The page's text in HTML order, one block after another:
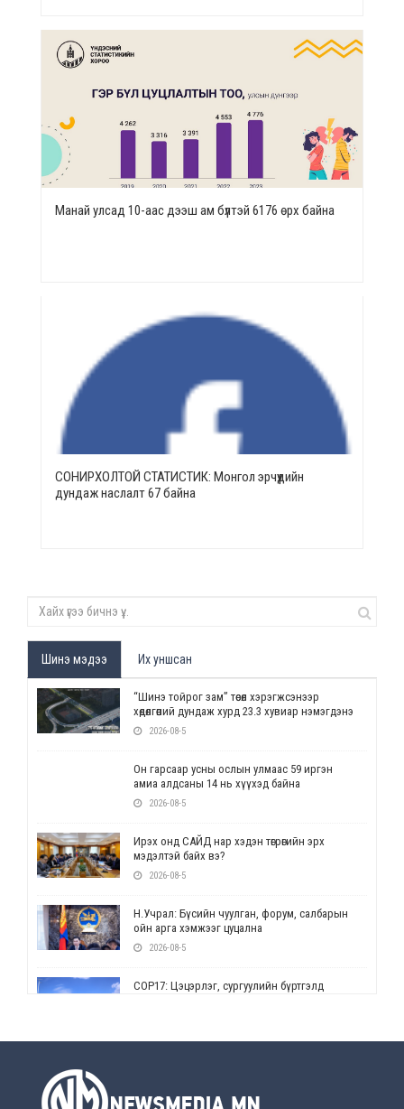
Манай улсад 10-аас дээш ам бүлтэй 6176 өрх байна
СОНИРХОЛТОЙ СТАТИСТИК: Монгол эрчүүдийн
дундаж наслалт 67 байна
Шинэ мэдээ Их уншсан
“Шинэ тойрог зам” төсөл хэрэгжсэнээр
хөдөлгөөний дундаж хурд 23.3 хувиар нэмэгдэнэ
2026-08-5
Он гарсаар усны ослын улмаас 59 иргэн
амиа алдсаны 14 нь хүүхэд байна
2026-08-5
Ирэх онд САЙД нар хэдэн төгрөгийн эрх
мэдэлтэй байх вэ?
2026-08-5
Н.Учрал: Бүсийн чуулган, форум, салбарын
ойн арга хэмжээг цуцална
2026-08-5
СОР17: Цэцэрлэг, сургуулийн бүртгэлд